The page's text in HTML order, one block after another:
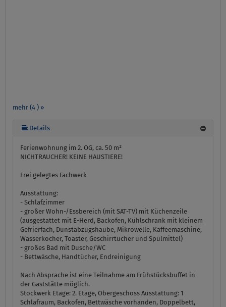
mehr (4 ) »
Details
Ferienwohnung im 2. OG, ca. 50 m²
NICHTRAUCHER! KEINE HAUSTIERE!
Frei gelegtes Fachwerk
Ausstattung:
- Schlafzimmer
- großer Wohn-/Essbereich (mit SAT-TV) mit Küchenzeile
(ausgestattet mit E-Herd, Backofen, Kühlschrank mit kleinem
Gefrierfach, Dunstabzugshaube, Mikrowelle, Kaffeemaschine,
Wasserkocher, Toaster, Geschirrtücher und Spülmittel)
- großes Bad mit Dusche/WC
- Bettwäsche, Handtücher, Endreinigung
Nach Absprache ist eine Teilnahme am Frühstücksbuffet in
der Gaststätte möglich.
Stockwerk Etage: 2. Etage, Obergeschoss Ausstattung: 1
Schlafraum, Backofen, Bettwäsche vorhanden, Doppelbett,